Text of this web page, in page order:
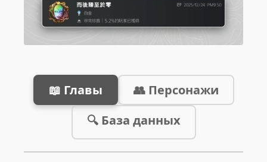
📖 Главы
👥 Персонажи
🔍 База данных